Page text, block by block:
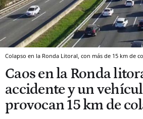
Colapso en la Ronda Litoral, con más de 15 km de
Caos en la Ronda
accidente y un
provocan 15 km de